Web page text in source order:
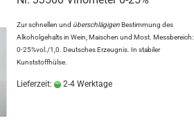
Zur schnellen und überschlägigenBestimmung des
Alkoholgehalts in Wein, Maischen und Most. Messbereich:
0-25%vol./1,0. Deutsches Erzeugnis. In stabiler
Kunststoffhülse.
Lieferzeit: 2-4 Werktage